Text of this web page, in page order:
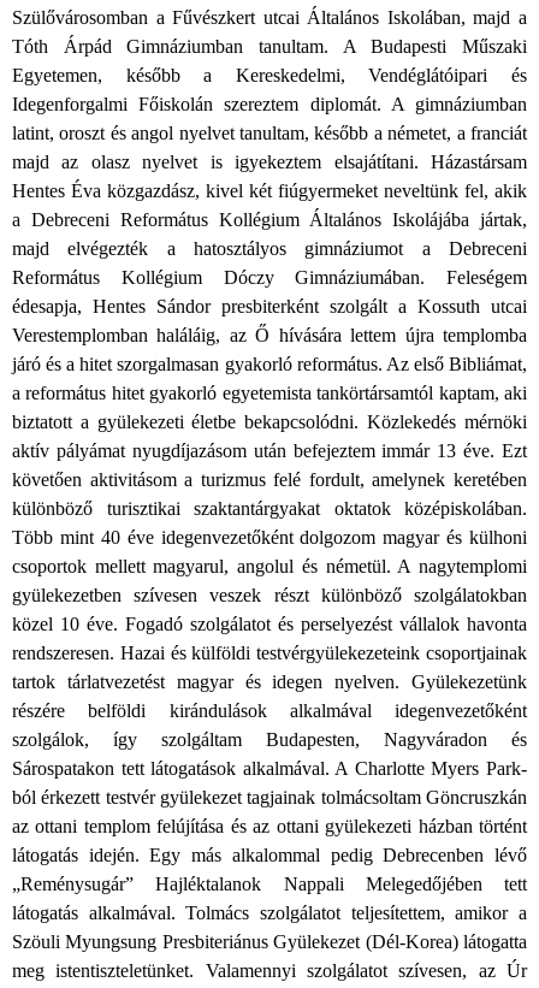
Szülővárosomban a Fűvészkert utcai Általános Iskolában, majd a
Tóth Árpád Gimnáziumban tanultam. A Budapesti Műszaki
Egyetemen, később a Kereskedelmi, Vendéglátóipari és
Idegenforgalmi Főiskolán szereztem diplomát. A gimnáziumban
latint, oroszt és angol nyelvet tanultam, később a németet, a franciát
majd az olasz nyelvet is igyekeztem elsajátítani. Házastársam
Hentes Éva közgazdász, kivel két fiúgyermeket neveltünk fel, akik
a Debreceni Református Kollégium Általános Iskolájába jártak,
majd elvégezték a hatosztályos gimnáziumot a Debreceni
Református Kollégium Dóczy Gimnáziumában. Feleségem
édesapja, Hentes Sándor presbiterként szolgált a Kossuth utcai
Verestemplomban haláláig, az Ő hívására lettem újra templomba
járó és a hitet szorgalmasan gyakorló református. Az első Bibliámat,
a református hitet gyakorló egyetemista tankörtársamtól kaptam, aki
biztatott a gyülekezeti életbe bekapcsolódni. Közlekedés mérnöki
aktív pályámat nyugdíjazásom után befejeztem immár 13 éve. Ezt
követően aktivitásom a turizmus felé fordult, amelynek keretében
különböző turisztikai szaktantárgyakat oktatok középiskolában.
Több mint 40 éve idegenvezetőként dolgozom magyar és külhoni
csoportok mellett magyarul, angolul és németül. A nagytemplomi
gyülekezetben szívesen veszek részt különböző szolgálatokban
közel 10 éve. Fogadó szolgálatot és perselyezést vállalok havonta
rendszeresen. Hazai és külföldi testvérgyülekezeteink csoportjainak
tartok tárlatvezetést magyar és idegen nyelven. Gyülekezetünk
részére belföldi kirándulások alkalmával idegenvezetőként
szolgálok, így szolgáltam Budapesten, Nagyváradon és
Sárospatakon tett látogatások alkalmával. A Charlotte Myers Park-
ból érkezett testvér gyülekezet tagjainak tolmácsoltam Göncruszkán
az ottani templom felújítása és az ottani gyülekezeti házban történt
látogatás idején. Egy más alkalommal pedig Debrecenben lévő
„Reménysugár” Hajléktalanok Nappali Melegedőjében tett
látogatás alkalmával. Tolmács szolgálatot teljesítettem, amikor a
Szöuli Myungsung Presbiteriánus Gyülekezet (Dél-Korea) látogatta
meg istentiszteletünket. Valamennyi szolgálatot szívesen, az Úr